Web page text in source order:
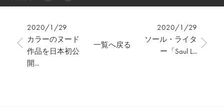
2020/1/29
カラーのヌード
作品を日本初公
開...
2020/1/29
ソール・ライタ
ー「Saul L...
一覧へ戻る